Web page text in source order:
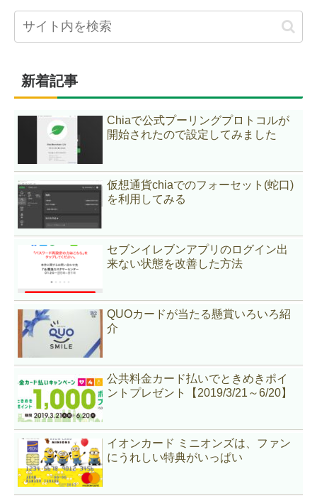
新着記事
Chiaで公式プーリングプロトコルが
開始されたので設定してみました
仮想通貨chiaでのフォーセット(蛇口)
を利用してみる
セブンイレブンアプリのログイン出
来ない状態を改善した方法
QUOカードが当たる懸賞いろいろ紹
介
公共料金カード払いでときめきポイ
ントプレゼント【2019/3/21～6/20】
イオンカード ミニオンズは、ファン
にうれしい特典がいっぱい